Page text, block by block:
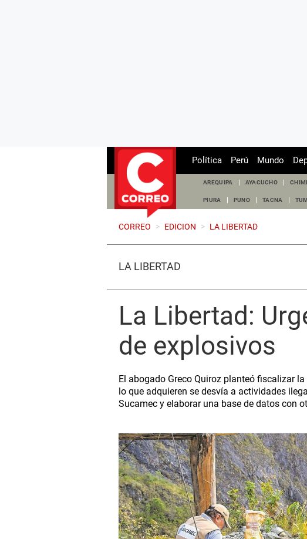
Política Perú Mundo
AREQUIPA AYACUCHO
PIURA PUNO TACNA
CORREO > EDICION > LA LIBERTAD
LA LIBERTAD
La Libertad:
de explosivos
El abogado Greco Quiroz planteó fiscalizar
lo que adquieren se desvía a actividades
Sucamec y elaborar una base de datos con